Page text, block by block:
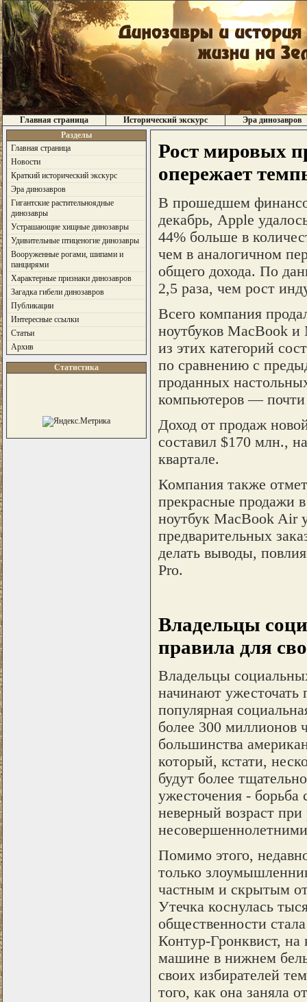
Главная страница Исторический экскурс
Эра динозавров
Разделы
Главная страница
Новости
Краткий исторический экскурс
Эра динозавров
Гигантские растительноядные
динозавры
Устрашающие хищные динозавры
Удивительные птиценогие динозавры
Вооруженные рогами, шипами и
панцирями
Характерные признаки динозавров
Загадка гибели динозавров
Публикации
Интересные ссылки
Статьи
Архив
Статистика
Рост мировых
опережает
В прошедшем
декабрь, Apple
44% больше в
чем в аналогичном
общего дохода. По
2,5 раза, чем рост
Всего компания
ноутбуков MacBook и
из этих категорий
по сравнению с
проданных
компьютеров — почти
Доход от продаж
составил $170 млн.,
квартале.
Компания также
прекрасные продажи
ноутбук MacBook Air
предварительных
делать выводы,
Pro.
Владельцы
правила для
Владельцы
начинают ужесточать
популярная
более 300 миллионов
большинства
который, кстати,
будут более
ужесточения -
неверный возраст при
Помимо этого,
только
частным и скрытым
Утечка коснулась
общественности
Контур-Гронквист,
машине в нижнем
своих избирателей
того, как она заняла